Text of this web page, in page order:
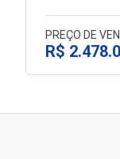
PREÇO DE
R$